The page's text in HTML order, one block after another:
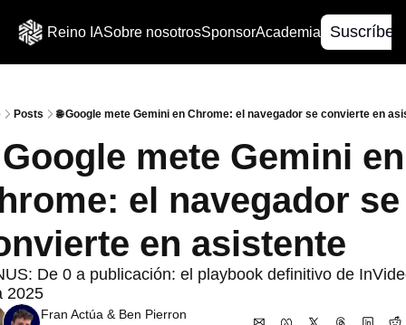
Reino IASobre nosotrosSponsorAcademia
Posts 🌐 ​Google mete Gemini en Chrome: el navegador se convierte en
​Google mete Gemini en
el navegador se
en asistente
De 0 a publicación: el playbook definitivo de
2025
Fran Actúa & Ben Pierron